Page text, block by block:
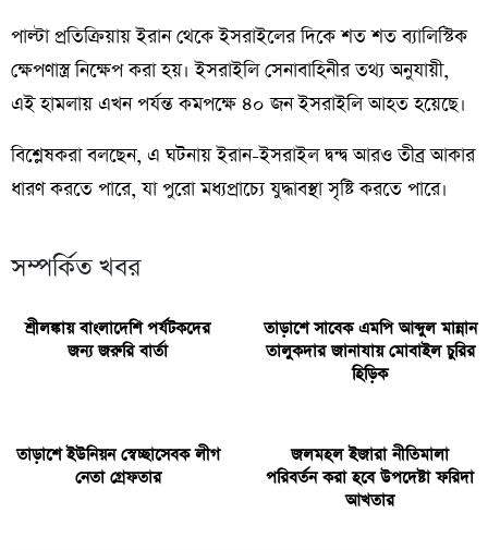
পাল্টা প্রতিক্রিয়ায় ইরান থেকে ইসরাইলের দিকে শত শত ব্যালিস্টিক
ক্ষেপণাস্ত্র নিক্ষেপ করা হয়। ইসরাইলি সেনাবাহিনীর তথ্য অনুযায়ী,
এই হামলায় এখন পর্যন্ত কমপক্ষে ৪০ জন ইসরাইলি আহত হয়েছে।
বিশ্লেষকরা বলছেন, এ ঘটনায় ইরান-ইসরাইল দ্বন্দ্ব আরও তীব্র আকার
ধারণ করতে পারে, যা পুরো মধ্যপ্রাচ্যে যুদ্ধাবস্থা সৃষ্টি করতে পারে।
সম্পর্কিত খবর
শ্রীলঙ্কায় বাংলাদেশি পর্যটকদের
জন্য জরুরি বার্তা
তাড়াশে সাবেক এমপি আব্দুল মান্নান
তালুকদার জানাযায় মোবাইল চুরির
হিড়িক
তাড়াশে ইউনিয়ন স্বেচ্ছাসেবক লীগ
নেতা গ্রেফতার
জলমহল ইজারা নীতিমালা
পরিবর্তন করা হবে উপদেষ্টা ফরিদা
আখতার